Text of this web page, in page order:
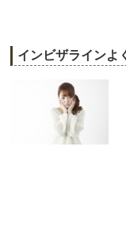
インビザライン